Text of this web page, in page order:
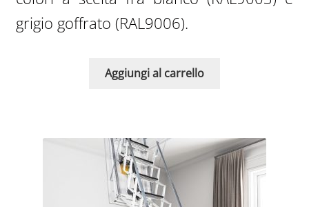
3.590,00€.
grigio goffrato (RAL9006).
Aggiungi al carrello